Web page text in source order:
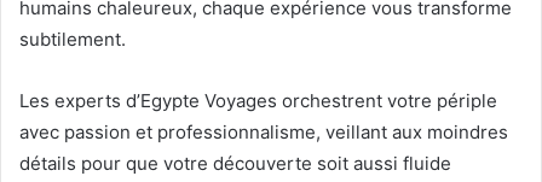
humains chaleureux, chaque expérience vous transforme
subtilement.
Les experts d’Egypte Voyages orchestrent votre périple
avec passion et professionnalisme, veillant aux moindres
détails pour que votre découverte soit aussi fluide